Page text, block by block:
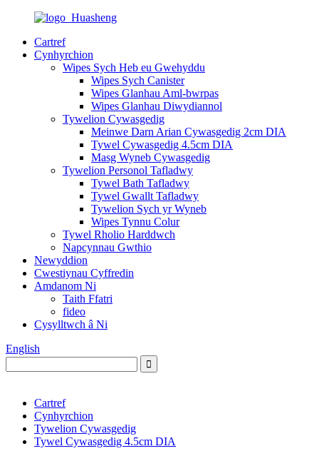
Cartref
Cynhyrchion
Wipes Sych Heb eu Gwehyddu
Wipes Sych Canister
Wipes Glanhau Aml-bwrpas
Wipes Glanhau Diwydiannol
Tywelion Cywasgedig
Meinwe Darn Arian Cywasgedig 2cm DIA
Tywel Cywasgedig 4.5cm DIA
Masg Wyneb Cywasgedig
Tywelion Personol Tafladwy
Tywel Bath Tafladwy
Tywel Gwallt Tafladwy
Tywelion Sych yr Wyneb
Wipes Tynnu Colur
Tywel Rholio Harddwch
Napcynnau Gwthio
Newyddion
Cwestiynau Cyffredin
Amdanom Ni
Taith Ffatri
fideo
Cysylltwch â Ni
English
Cartref
Cynhyrchion
Tywelion Cywasgedig
Tywel Cywasgedig 4.5cm DIA